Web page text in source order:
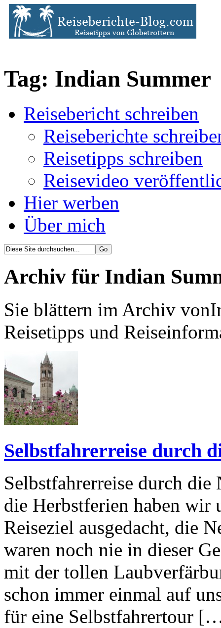
Tag: Indian Summer
Reisebericht schreiben
Reiseberichte
Reisetipps schreiben
Reisevideo
Hier werben
Über mich
Archiv für Indian
Sie blättern im Archiv
Reisetipps und
Selbstfahrerreise durch
Selbstfahrerreise durch die
die Herbstferien haben wir
Reiseziel ausgedacht, die
waren noch nie in dieser
mit der tollen
schon immer einmal auf
für eine Selbstfahrertour